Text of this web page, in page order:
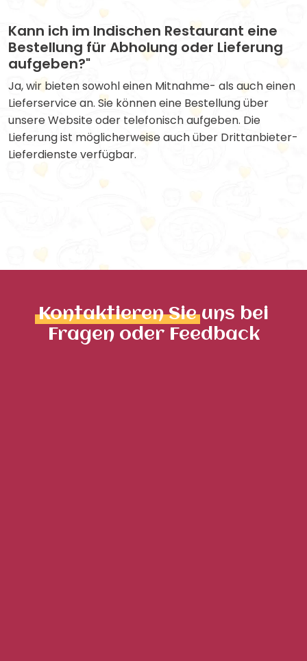
Kann ich im Indischen Restaurant eine
Bestellung für Abholung oder Lieferung
aufgeben?"
Ja, wir bieten sowohl einen Mitnahme- als auch einen
Lieferservice an. Sie können eine Bestellung über
unsere Website oder telefonisch aufgeben. Die
Lieferung ist möglicherweise auch über Drittanbieter-
Lieferdienste verfügbar.
Kontaktieren Sieuns bei
Fragen oder Feedback